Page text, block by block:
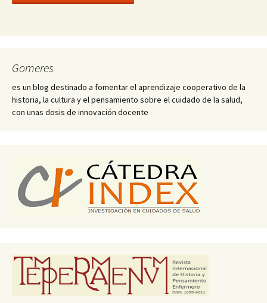
Gomeres
es un blog destinado a fomentar el aprendizaje cooperativo de la
historia, la cultura y el pensamiento sobre el cuidado de la salud,
con unas dosis de innovación docente